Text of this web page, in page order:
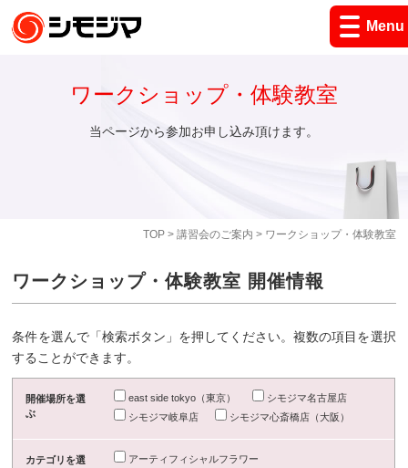
Menu
TOP> 講習会のご案内 > ワークショップ・体験教室
ワークショップ・体験教室
当ページから参加お申し込み頂けます。
ワークショップ・体験教室 開催情報
条件を選んで「検索ボタン」を押してください。複数の項目を選択
することができます。
開催場所を選
ぶ
east side tokyo（東京）
シモジマ名古屋店
シモジマ岐阜店
シモジマ心斎橋店（大阪）
カテゴリを選
アーティフィシャルフラワー